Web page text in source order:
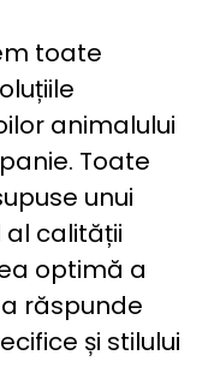
toate
animalului
Toate
unui
calității
optimă a
răspunde
și stilului